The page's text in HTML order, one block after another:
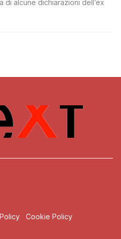
di alcune dichiarazioni dell’ex
Cookie Policy